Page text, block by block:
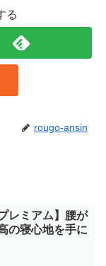
る
rougo-ansin
レミアム】腰が
の寝心地を手に